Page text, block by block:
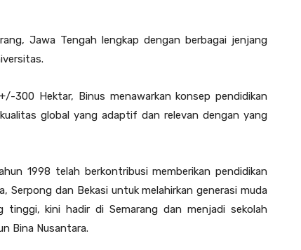
Jawa Tengah lengkap dengan berbagai jenjang
300 Hektar, Binus menawarkan konsep pendidikan
global yang adaptif dan relevan dengan yang
1998 telah berkontribusi memberikan pendidikan
Serpong dan Bekasi untuk melahirkan generasi muda
tinggi, kini hadir di Semarang dan menjadi sekolah
Bina Nusantara.